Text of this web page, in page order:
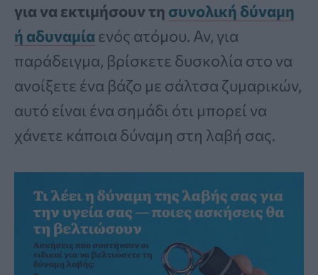
για να εκτιμήσουν τη συνολική δύναμη
ή αδυναμία ενός ατόμου. Αν, για
παράδειγμα, βρίσκετε δυσκολία στο να
ανοίξετε ένα βάζο με σάλτσα ζυμαρικών,
αυτό είναι ένα σημάδι ότι μπορεί να
χάνετε κάποια δύναμη στη λαβή σας.